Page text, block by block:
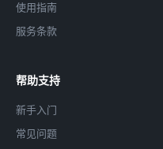
使用指南
服务条款
帮助支持
新手入门
常见问题